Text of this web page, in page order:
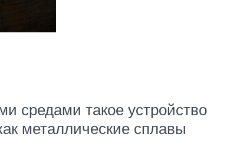
средами такое устройство
металлические сплавы